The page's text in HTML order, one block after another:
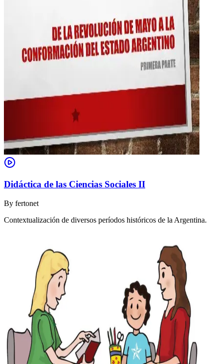
Didáctica de las Ciencias Sociales II
By fertonet
Contextualización de diversos períodos históricos de la Argentina.